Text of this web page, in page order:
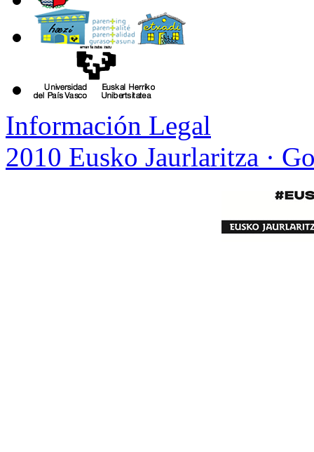
Información Legal
2010 Eusko Jaurlaritza ·